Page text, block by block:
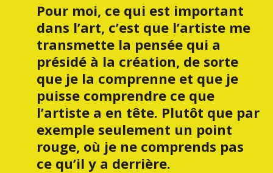
Pour moi, ce qui est important
dans l’art, c’est que l’artiste me
transmette la pensée qui a
présidé à la création, de sorte
que je la comprenne et que je
puisse comprendre ce que
l’artiste a en tête. Plutôt que par
exemple seulement un point
rouge, où je ne comprends pas
ce qu’il y a derrière.